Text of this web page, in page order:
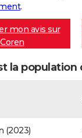
.
mon avis sur
Coren
la population
(2023)